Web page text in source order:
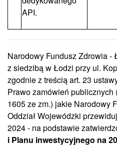
API.
Narodowy Fundusz Zdrowia -
z siedzibą w Łodzi przy ul.
zgodnie z treścią art. 23
Prawo zamówień publicznych
1605 ze zm.) jakie Narodowy
Oddział Wojewódzki
2024 - na podstawie
i Planu inwestycyjnego na